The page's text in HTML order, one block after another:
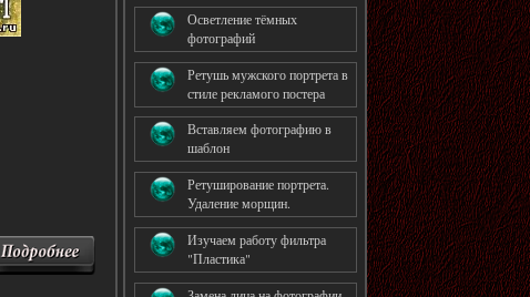
Осветление тёмных
фотографий
Ретушь мужского портрета в
стиле рекламого постера
Вставляем фотографию в
шаблон
Ретуширование портрета.
Удаление морщин.
Изучаем работу фильтра
"Пластика"